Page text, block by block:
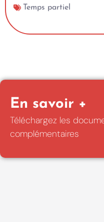
Temps partiel
En savoir +
Téléchargez les
complémentaires